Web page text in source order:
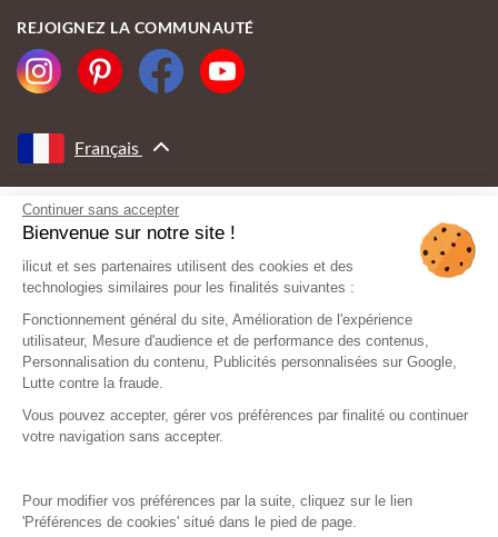
Continuer sans accepter
Bienvenue sur notre site !
ilicut et ses partenaires utilisent des cookies et des
technologies similaires pour les finalités suivantes :
Fonctionnement général du site, Amélioration de l'expérience
utilisateur, Mesure d'audience et de performance des contenus,
Personnalisation du contenu, Publicités personnalisées sur Google,
Lutte contre la fraude.
Vous pouvez accepter, gérer vos préférences par finalité ou continuer
votre navigation sans accepter.
Pour modifier vos préférences par la suite, cliquez sur le lien
'Préférences de cookies' situé dans le pied de page.
REJOIGNEZ LA COMMUNAUTÉ
Français
AVEC LE SOUTIEN DE